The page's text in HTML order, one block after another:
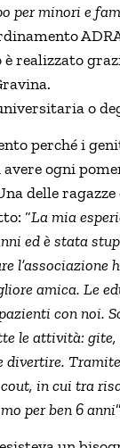
per minori e
realizzato
o
perché i
ogni
delle ragazze
“La mia
ed è stata
l’associazione
amica. Le
con noi.
le attività: gite,
in cui tra
per ben 6 anni